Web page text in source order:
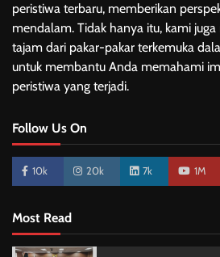
peristiwa terbaru, memberikan
mendalam. Tidak hanya itu, kami
tajam dari pakar-pakar terkemuka
untuk membantu Anda memahami
peristiwa yang terjadi.
Follow Us On
10k 20k 7k 1M
Most Read